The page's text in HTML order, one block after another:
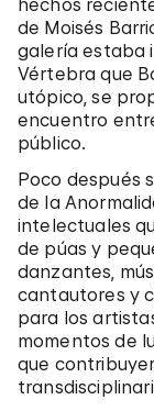
hechos
de Moisés
galería estaba
Vértebra que
utópico, se
encuentro
público.
Poco después
de la
intelectuales
de púas y
danzantes,
cantautores y
para los
momentos de
que